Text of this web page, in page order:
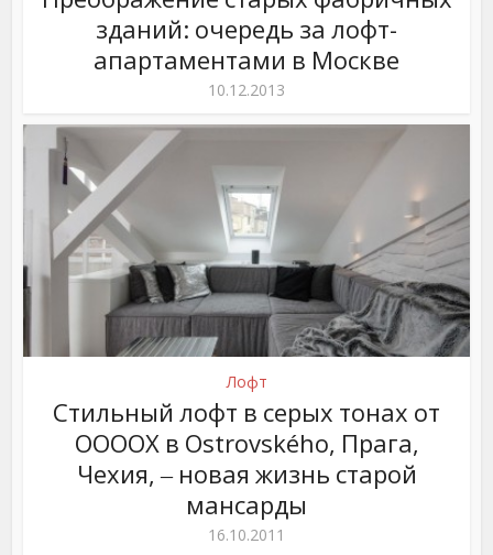
зданий: очередь за лофт-
апартаментами в Москве
10.12.2013
Лофт
Стильный лофт в серых тонах от
OOOOX в Ostrovského, Прага,
Чехия, ‒ новая жизнь старой
мансарды
16.10.2011